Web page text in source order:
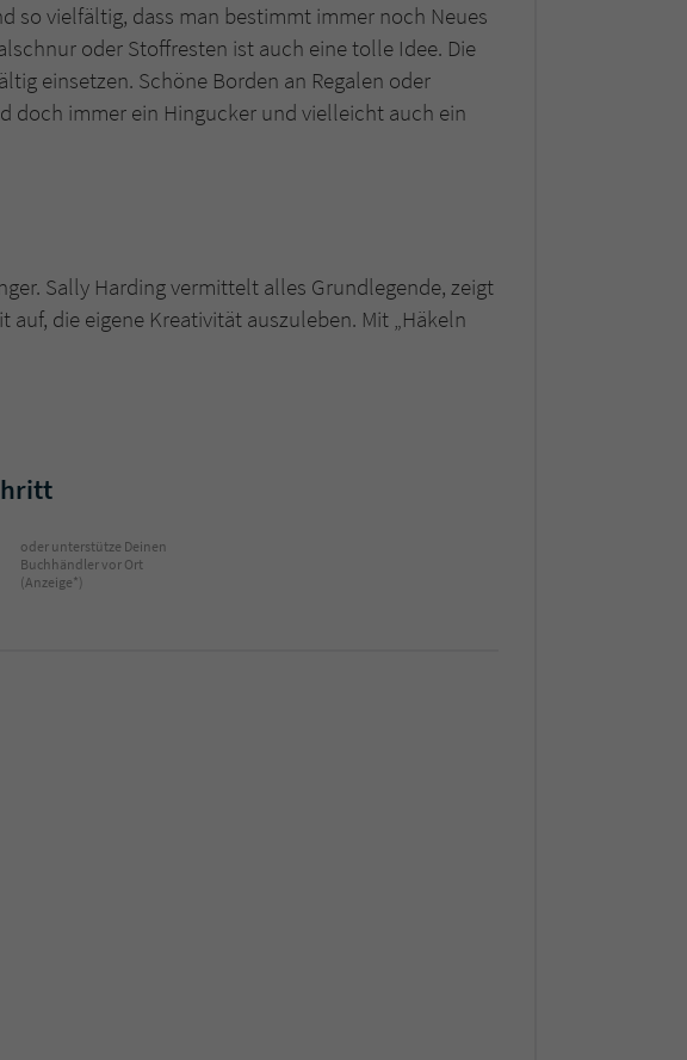
so vielfältig, dass man bestimmt immer noch Neues
oder Stoffresten ist auch eine tolle Idee. Die
einsetzen. Schöne Borden an Regalen oder
doch immer ein Hingucker und vielleicht auch ein
Sally Harding vermittelt alles Grundlegende, zeigt
die eigene Kreativität auszuleben. Mit „Häkeln
oder unterstütze Deinen
Buchhändler vor Ort
(Anzeige*)